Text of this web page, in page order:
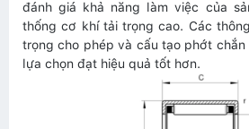
đánh giá khả năng làm việc của
thống cơ khí tải trọng cao. Các
trọng cho phép và cấu tạo phớt
lựa chọn đạt hiệu quả tốt hơn.